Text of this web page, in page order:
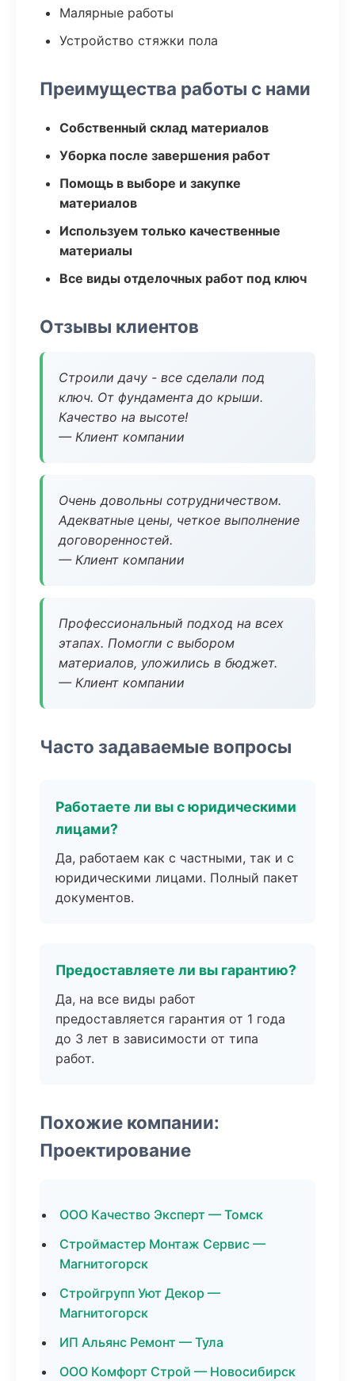
Малярные работы
Устройство стяжки пола
Преимущества работы с нами
Собственный склад материалов
Уборка после завершения работ
Помощь в выборе и закупке
материалов
Используем только качественные
материалы
Все виды отделочных работ под ключ
Отзывы клиентов
Строили дачу - все сделали под
ключ. От фундамента до крыши.
Качество на высоте!
— Клиент компании
Очень довольны сотрудничеством.
Адекватные цены, четкое выполнение
договоренностей.
— Клиент компании
Профессиональный подход на всех
этапах. Помогли с выбором
материалов, уложились в бюджет.
— Клиент компании
Часто задаваемые вопросы
Работаете ли вы с юридическими
лицами?
Да, работаем как с частными, так и с
юридическими лицами. Полный пакет
документов.
Предоставляете ли вы гарантию?
Да, на все виды работ
предоставляется гарантия от 1 года
до 3 лет в зависимости от типа
работ.
Похожие компании:
Проектирование
ООО Качество Эксперт — Томск
Строймастер Монтаж Сервис —
Магнитогорск
Стройгрупп Уют Декор —
Магнитогорск
ИП Альянс Ремонт — Тула
ООО Комфорт Строй — Новосибирск